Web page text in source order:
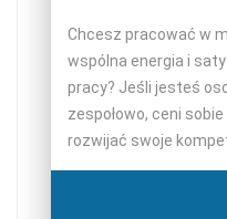
Chcesz pracować w
wspólna energia i
pracy? Jeśli jesteś
zespołowo, ceni
rozwijać swoje